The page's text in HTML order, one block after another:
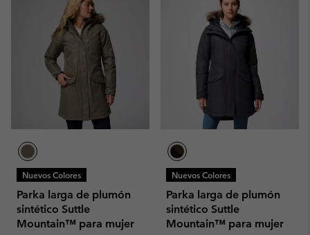
Nuevos Colores
Parka larga de plumón
sintético Suttle
Mountain™ para mujer
Nuevos Colores
Parka larga de plumón
sintético Suttle
Mountain™ para mujer